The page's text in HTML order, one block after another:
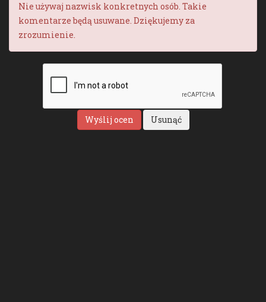
Nie używaj nazwisk konkretnych osób. Takie
komentarze będą usuwane. Dziękujemy za
zrozumienie.
Wyślij ocen Usunąć